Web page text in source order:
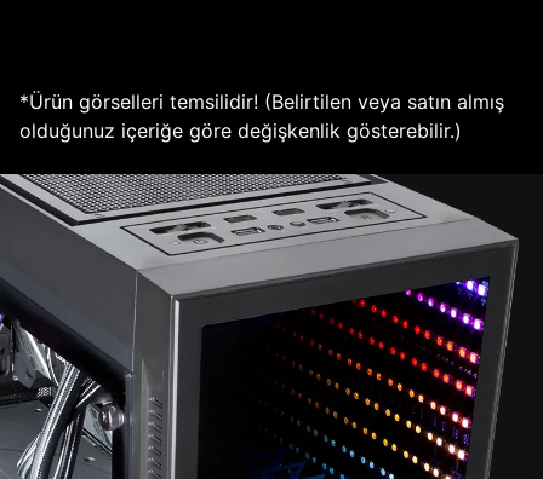
*Ürün görselleri temsilidir! (Belirtilen veya satın almış
olduğunuz içeriğe göre değişkenlik gösterebilir.)